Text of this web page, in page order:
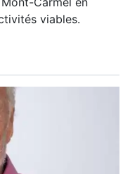
viables.